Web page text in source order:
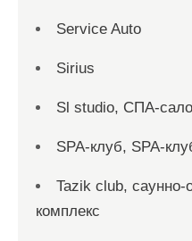
Service Auto
Sirius
Sl studio, СПА-
SPA-клуб, SPA-
Tazik club, саунно-
комплекс